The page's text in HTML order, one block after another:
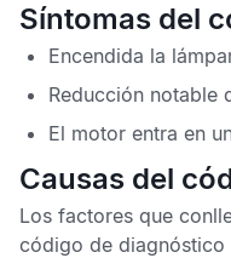
Síntomas del
Encendida la
Reducción notable
El motor entra en
Causas del
Los factores que
código de diagnóstico